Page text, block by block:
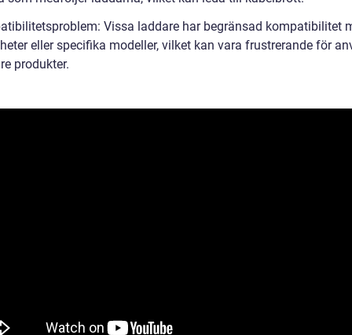
Vissa laddare har begränsad kompatibilitet
eller specifika modeller, vilket kan vara frustrerande för
produkter.